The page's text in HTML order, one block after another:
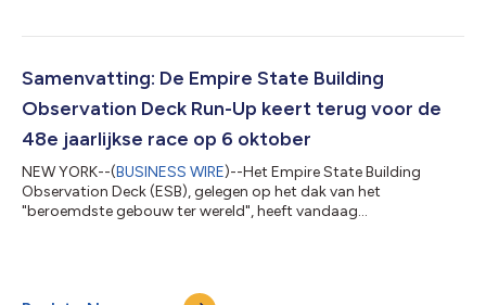
gebouw ter wereld". Gasten die van plan zijn hun voetbalshirt te
kunnen online tickets kopen met 15 procent korting om te
genieten van de meeslepende museumervaring...
Samenvatting: De Empire State Building
Observation Deck Run-Up keert terug voor de
48e jaarlijkse race op 6 oktober
NEW YORK--(BUSINESS WIRE)--Het Empire State Building
Observation Deck (ESB), gelegen op het dak van het
"beroemdste gebouw ter wereld", heeft vandaag
juli 2026 aanmelden. De jaarlijkse race, gepresenteerd door NYU